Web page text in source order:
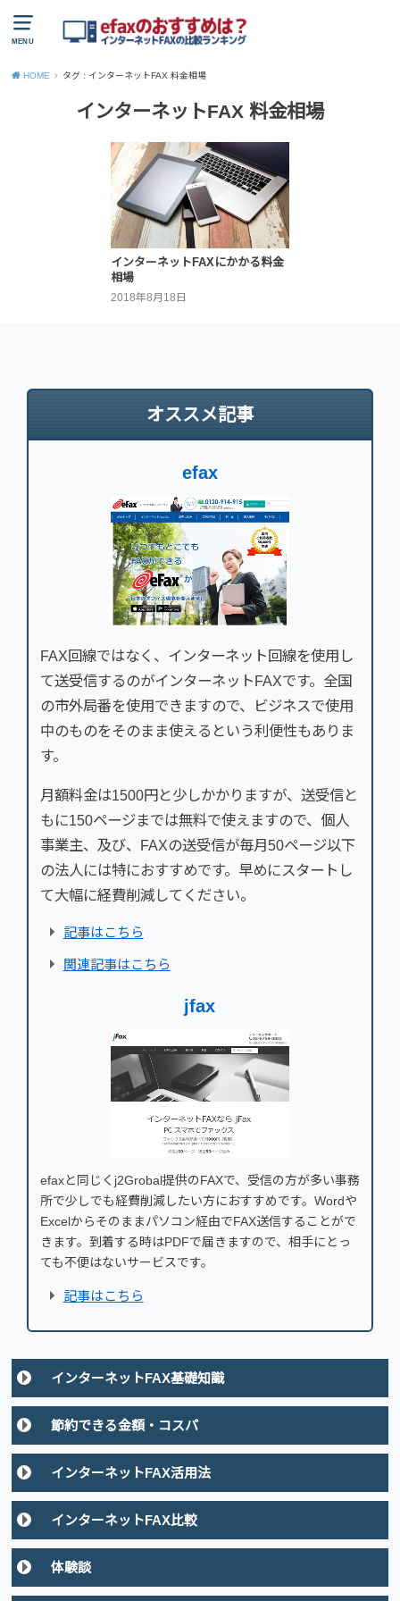
MENU
HOME タグ : インターネットFAX 料金相場
インターネットFAX 料金相場
インターネットFAXにかかる料金
相場
2018年8月18日
オススメ記事
efax
FAX回線ではなく、インターネット回線を使用し
て送受信するのがインターネットFAXです。全国
の市外局番を使用できますので、ビジネスで使用
中のものをそのまま使えるという利便性もありま
す。
月額料金は1500円と少しかかりますが、送受信と
もに150ページまでは無料で使えますので、個人
事業主、及び、FAXの送受信が毎月50ページ以下
の法人には特におすすめです。早めにスタートし
て大幅に経費削減してください。
記事はこちら
関連記事はこちら
jfax
efaxと同じくj2Grobal提供のFAXで、受信の方が多い事務
所で少しでも経費削減したい方におすすめです。Wordや
Excelからそのままパソコン経由でFAX送信することがで
きます。到着する時はPDFで届きますので、相手にとっ
ても不便はないサービスです。
記事はこちら
インターネットFAX基礎知識
節約できる金額・コスパ
インターネットFAX活用法
インターネットFAX比較
体験談